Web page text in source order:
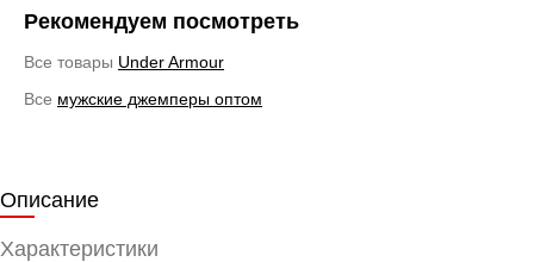
Рекомендуем посмотреть
Все товары Under Armour
Все мужские джемперы оптом
Описание
Характеристики